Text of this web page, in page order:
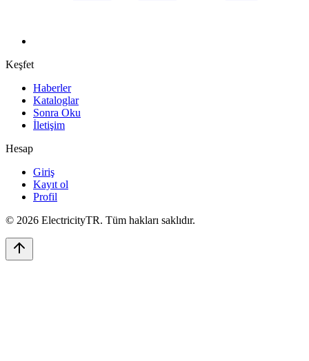
Keşfet
Haberler
Kataloglar
Sonra Oku
İletişim
Hesap
Giriş
Kayıt ol
Profil
© 2026 ElectricityTR. Tüm hakları saklıdır.